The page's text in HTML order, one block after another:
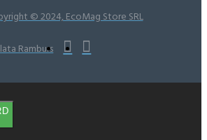
© 2024, EcoMag Store SRL
Ramburs